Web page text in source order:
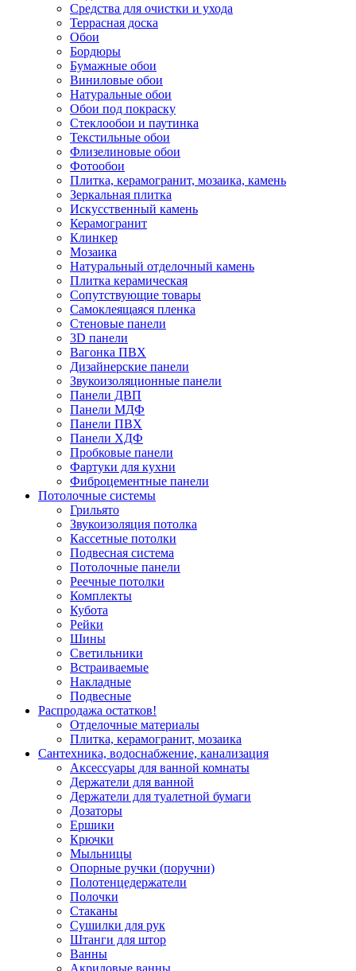
Средства для очистки и ухода
Террасная доска
Обои
Бордюры
Бумажные обои
Виниловые обои
Натуральные обои
Обои под покраску
Стеклообои и паутинка
Текстильные обои
Флизелиновые обои
Фотообои
Плитка, керамогранит, мозаика, камень
Зеркальная плитка
Искусственный камень
Керамогранит
Клинкер
Мозаика
Натуральный отделочный камень
Плитка керамическая
Сопутствующие товары
Самоклеящаяся пленка
Стеновые панели
3D панели
Вагонка ПВХ
Дизайнерские панели
Звукоизоляционные панели
Панели ДВП
Панели МДФ
Панели ПВХ
Панели ХДФ
Пробковые панели
Фартуки для кухни
Фиброцементные панели
Потолочные системы
Грильято
Звукоизоляция потолка
Кассетные потолки
Подвесная система
Потолочные панели
Реечные потолки
Комплекты
Кубота
Рейки
Шины
Светильники
Встраиваемые
Накладные
Подвесные
Распродажа остатков!
Отделочные материалы
Плитка, керамогранит, мозаика
Сантехника, водоснабжение, канализация
Аксессуары для ванной комнаты
Держатели для ванной
Держатели для туалетной бумаги
Дозаторы
Ершики
Крючки
Мыльницы
Опорные ручки (поручни)
Полотенцедержатели
Полочки
Стаканы
Сушилки для рук
Штанги для штор
Ванны
Акриловые ванны